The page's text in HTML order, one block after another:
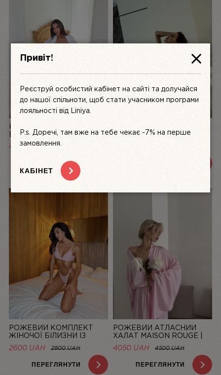
КОМПЛЕКТ ЖІНОЧОЇ
БІЛИЗНИ З АТЛАСУ ТА
МЕРЕЖИВА LA PERLE,
4999 UAH
ПЕРЕГЛЯНУТИ
ЖІНОЧОЇ БІЛИЗНИ З
РОЖЕВИЙ КОМПЛЕКТ
ЖІНОЧОЇ БІЛИЗНИ ІЗ
СІТОЧКИ BASIC PINK |
LINIYA
2600 UAH 2800 UAH
ПЕРЕГЛЯНУТИ
РОЖЕВИЙ АТЛАСНИЙ
ХАЛАТ MAISON ROUGE |
LINIYA
4050 UAH 4500 UAH
ПЕРЕГЛЯНУТИ
Привіт!
Реєструй особистий кабінет на сайті та долучайся
до нашої спільноти, щоб стати учасником програми
лояльності від Liniya.
P.s. Доречі, там вже на тебе чекає -7% на перше
замовлення.
КАБІНЕТ